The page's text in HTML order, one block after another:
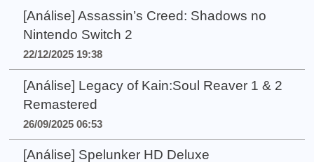
[Análise] Assassin’s Creed: Shadows no
Nintendo Switch 2
22/12/2025 19:38
[Análise] Legacy of Kain:Soul Reaver 1 & 2
Remastered
26/09/2025 06:53
[Análise] Spelunker HD Deluxe